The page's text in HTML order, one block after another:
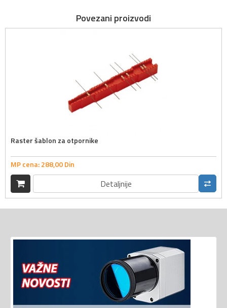
Povezani proizvodi
Raster šablon za otpornike
MP cena:288,00Din
Detaljnije